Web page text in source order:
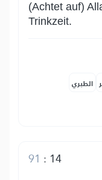
(Achtet auf)
Trinkzeit.
الطبري
14
:
91